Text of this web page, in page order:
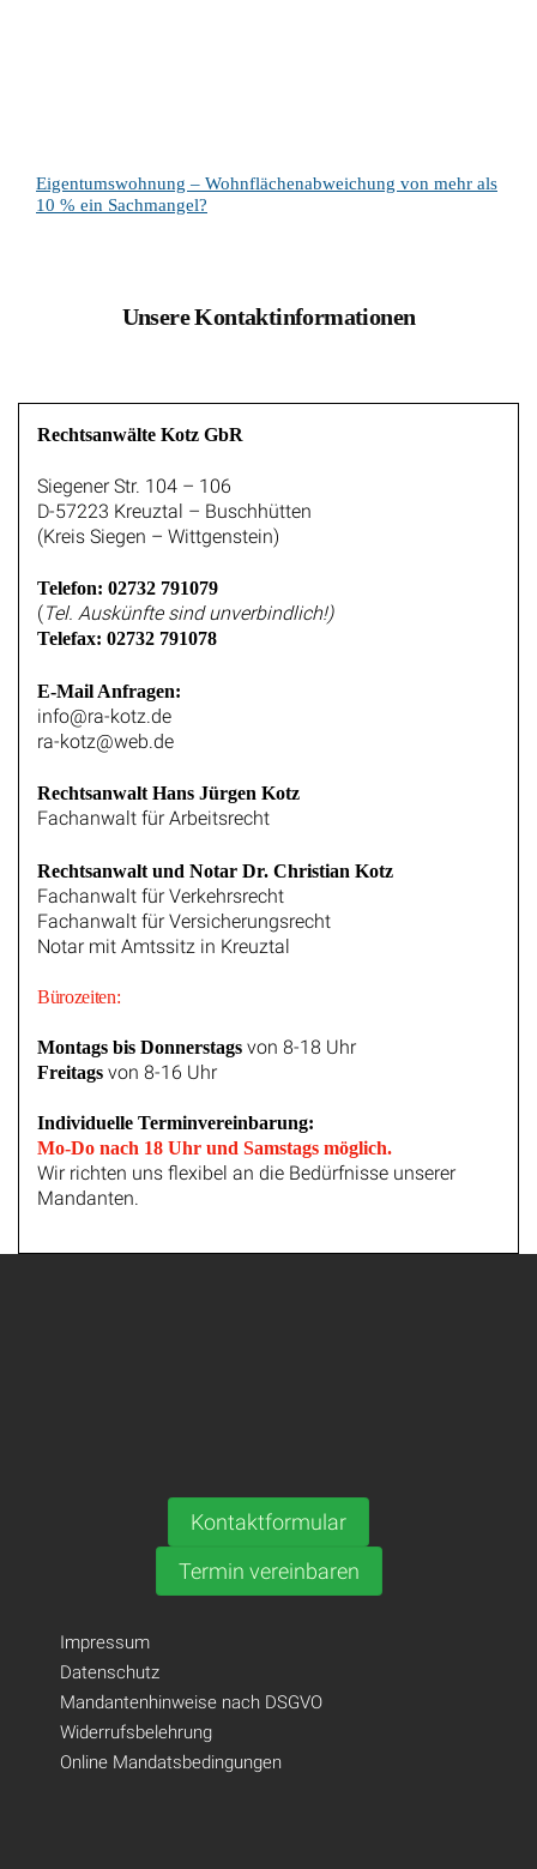
Eigentumswohnung – Wohnflächenabweichung von mehr als
10 % ein Sachmangel?
Unsere Kontaktinformationen
Rechtsanwälte Kotz GbR
Siegener Str. 104 – 106
D-57223 Kreuztal – Buschhütten
(Kreis Siegen – Wittgenstein)
Telefon: 02732 791079
(Tel. Auskünfte sind unverbindlich!)
Telefax: 02732 791078
E-Mail Anfragen:
info@ra-kotz.de
ra-kotz@web.de
Rechtsanwalt Hans Jürgen Kotz
Fachanwalt für Arbeitsrecht
Rechtsanwalt und Notar Dr. Christian Kotz
Fachanwalt für Verkehrsrecht
Fachanwalt für Versicherungsrecht
Notar mit Amtssitz in Kreuztal
Bürozeiten:
Montags bis Donnerstags von 8-18 Uhr
Freitags von 8-16 Uhr
Individuelle Terminvereinbarung:
Mo-Do nach 18 Uhr und Samstags möglich.
Wir richten uns flexibel an die Bedürfnisse unserer
Mandanten.
Kontaktformular
Termin vereinbaren
Impressum
Datenschutz
Mandantenhinweise nach DSGVO
Widerrufsbelehrung
Online Mandatsbedingungen